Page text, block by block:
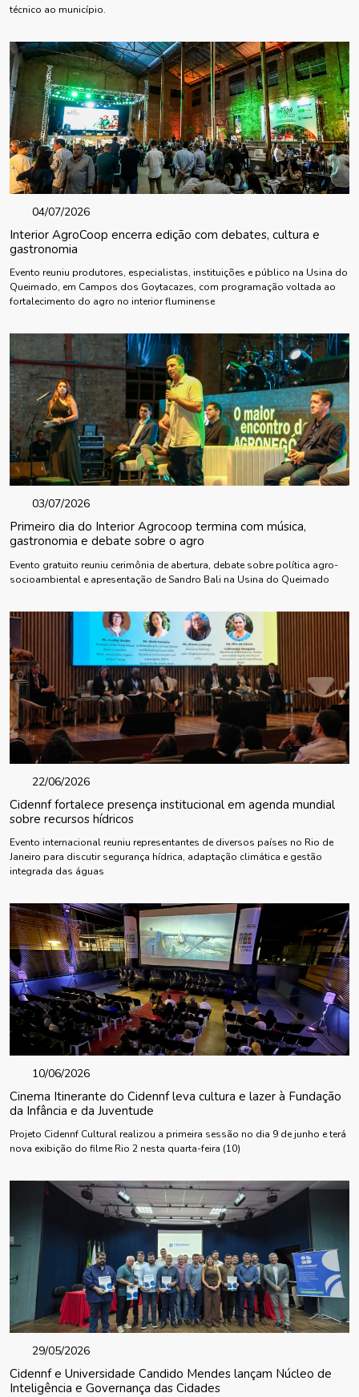
técnico ao município.
04/07/2026
Interior AgroCoop encerra edição com debates, cultura e
gastronomia
Evento reuniu produtores, especialistas, instituições e público na Usina do
Queimado, em Campos dos Goytacazes, com programação voltada ao
fortalecimento do agro no interior fluminense
03/07/2026
Primeiro dia do Interior Agrocoop termina com música,
gastronomia e debate sobre o agro
Evento gratuito reuniu cerimônia de abertura, debate sobre política agro-
socioambiental e apresentação de Sandro Bali na Usina do Queimado
22/06/2026
Cidennf fortalece presença institucional em agenda mundial
sobre recursos hídricos
Evento internacional reuniu representantes de diversos países no Rio de
Janeiro para discutir segurança hídrica, adaptação climática e gestão
integrada das águas
10/06/2026
Cinema Itinerante do Cidennf leva cultura e lazer à Fundação
da Infância e da Juventude
Projeto Cidennf Cultural realizou a primeira sessão no dia 9 de junho e terá
nova exibição do filme Rio 2 nesta quarta-feira (10)
29/05/2026
Cidennf e Universidade Candido Mendes lançam Núcleo de
Inteligência e Governança das Cidades